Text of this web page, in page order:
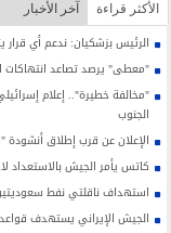
الأکثر قراءة آخر الأخبار
الرئيس بزشكيان: ندعم أي
"معطى" يرصد تصاعد انتهاكات
"مخالفة خطيرة".. إعلام
الجنوب
الإعلان عن قرب إطلاق
كاتس يأمر الجيش بالاستعداد
استهداف ناقلتي نفط
الجيش الإيراني يستهدف قواعد